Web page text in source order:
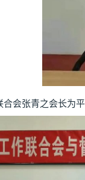
张青之会长为平